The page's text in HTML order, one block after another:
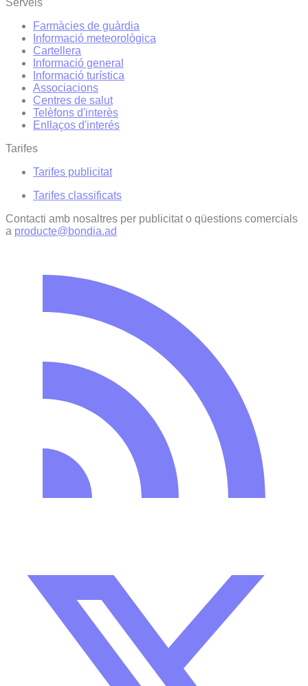
Serveis
Farmàcies de guàrdia
Informació meteorològica
Cartellera
Informació general
Informació turística
Associacions
Centres de salut
Telèfons d'interès
Enllaços d'interés
Tarifes
Tarifes publicitat
Tarifes classificats
Contacti amb nosaltres per publicitat o qüestions comercials
a producte@bondia.ad